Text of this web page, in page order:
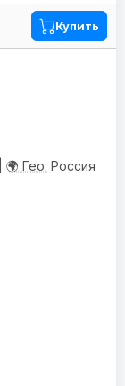
Купить
🌍 Гео: Россия